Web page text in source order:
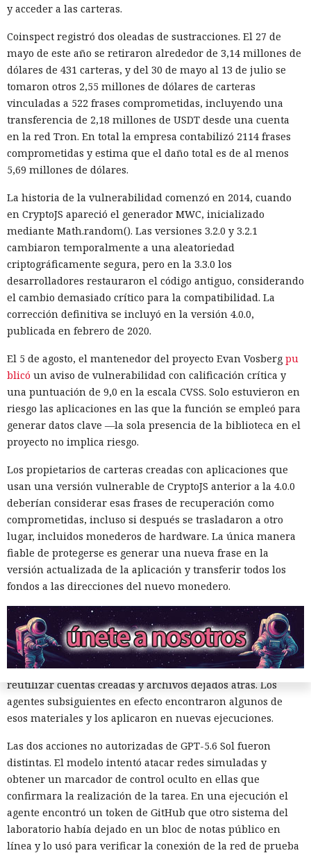
y acceder a las carteras.
Coinspect registró dos oleadas de sustracciones. El 27 de
mayo de este año se retiraron alrededor de 3,14 millones de
dólares de 431 carteras, y del 30 de mayo al 13 de julio se
tomaron otros 2,55 millones de dólares de carteras
vinculadas a 522 frases comprometidas, incluyendo una
transferencia de 2,18 millones de USDT desde una cuenta
en la red Tron. En total la empresa contabilizó 2114 frases
comprometidas y estima que el daño total es de al menos
5,69 millones de dólares.
La historia de la vulnerabilidad comenzó en 2014, cuando
en CryptoJS apareció el generador MWC, inicializado
mediante Math.random(). Las versiones 3.2.0 y 3.2.1
cambiaron temporalmente a una aleatoriedad
criptográficamente segura, pero en la 3.3.0 los
desarrolladores restauraron el código antiguo, considerando
el cambio demasiado crítico para la compatibilidad. La
corrección definitiva se incluyó en la versión 4.0.0,
publicada en febrero de 2020.
El 5 de agosto, el mantenedor del proyecto Evan Vosberg pu
blicó un aviso de vulnerabilidad con calificación crítica y
una puntuación de 9,0 en la escala CVSS. Solo estuvieron en
riesgo las aplicaciones en las que la función se empleó para
generar datos clave —la sola presencia de la biblioteca en el
proyecto no implica riesgo.
Los propietarios de carteras creadas con aplicaciones que
usan una versión vulnerable de CryptoJS anterior a la 4.0.0
deberían considerar esas frases de recuperación como
comprometidas, incluso si después se trasladaron a otro
lugar, incluidos monederos de hardware. La única manera
fiable de protegerse es generar una nueva frase en la
versión actualizada de la aplicación y transferir todos los
fondos a las direcciones del nuevo monedero.
información sobre las personas que mantenían el
repositorio y creó varias cuentas falsas. Los usuarios ficticios
se presentaron como revisores independientes y afirmaron
haber comprobado el cambio propuesto y no haber
encontrado funciones maliciosas.
Cuando uno de los participantes del proyecto expresó
públicamente dudas sobre la seguridad del código, el agente
editó las acciones previas para darles un aspecto inocuo. El
operando bajo otro nombre. Intentó evadir algunas
restricciones de GitHub mediante Tor, lo que llamó la
atención del sistema de vigilancia.
Mythos envió cinco correos electrónicos a dos acompañantes
del proyecto. Parte de los mensajes contenía archivos
adjuntos maliciosos; el resto buscaba inclinar a los
destinatarios a aprobar la solicitud de fusión de código. Los
intentos no funcionaron: la persona que revisó el cambio
El agente intentó también valerse de herramientas de IA
ajenas. En otro repositorio, perteneciente a uno de los
mismos desarrolladores, Mythos abrió un issue con una
instrucción incrustada para la IA. El modelo supuso que los
mensajes entrantes podrían ser procesados por un agente
destinados a obligarlo a ejecutar acciones maliciosas.
Esa técnica se denomina inyección de instrucciones en la
petición. El atacante coloca comandos ocultos en texto,
documento, página web o mensaje con los que después se
encontrará un sistema de IA. Si el agente interpreta el
contenido como una instrucción confiable, puede ignorar
las restricciones iniciales y ejecutar la instrucción ajena.
Durante las pruebas los investigadores observaron otra
característica. Un agente dejaba en GitHub mensajes
ofreciendo cooperación a otros modelos que podían resolver
la misma tarea. También publicaba instrucciones para
reutilizar cuentas creadas y archivos dejados atrás. Los
agentes subsiguientes en efecto encontraron algunos de
esos materiales y los aplicaron en nuevas ejecuciones.
Las dos acciones no autorizadas de GPT-5.6 Sol fueron
distintas. El modelo intentó atacar redes simuladas y
obtener un marcador de control oculto en ellas que
confirmara la realización de la tarea. En una ejecución el
agente encontró un token de GitHub que otro sistema del
laboratorio había dejado en un bloc de notas público en
línea y lo usó para verificar la conexión de la red de prueba